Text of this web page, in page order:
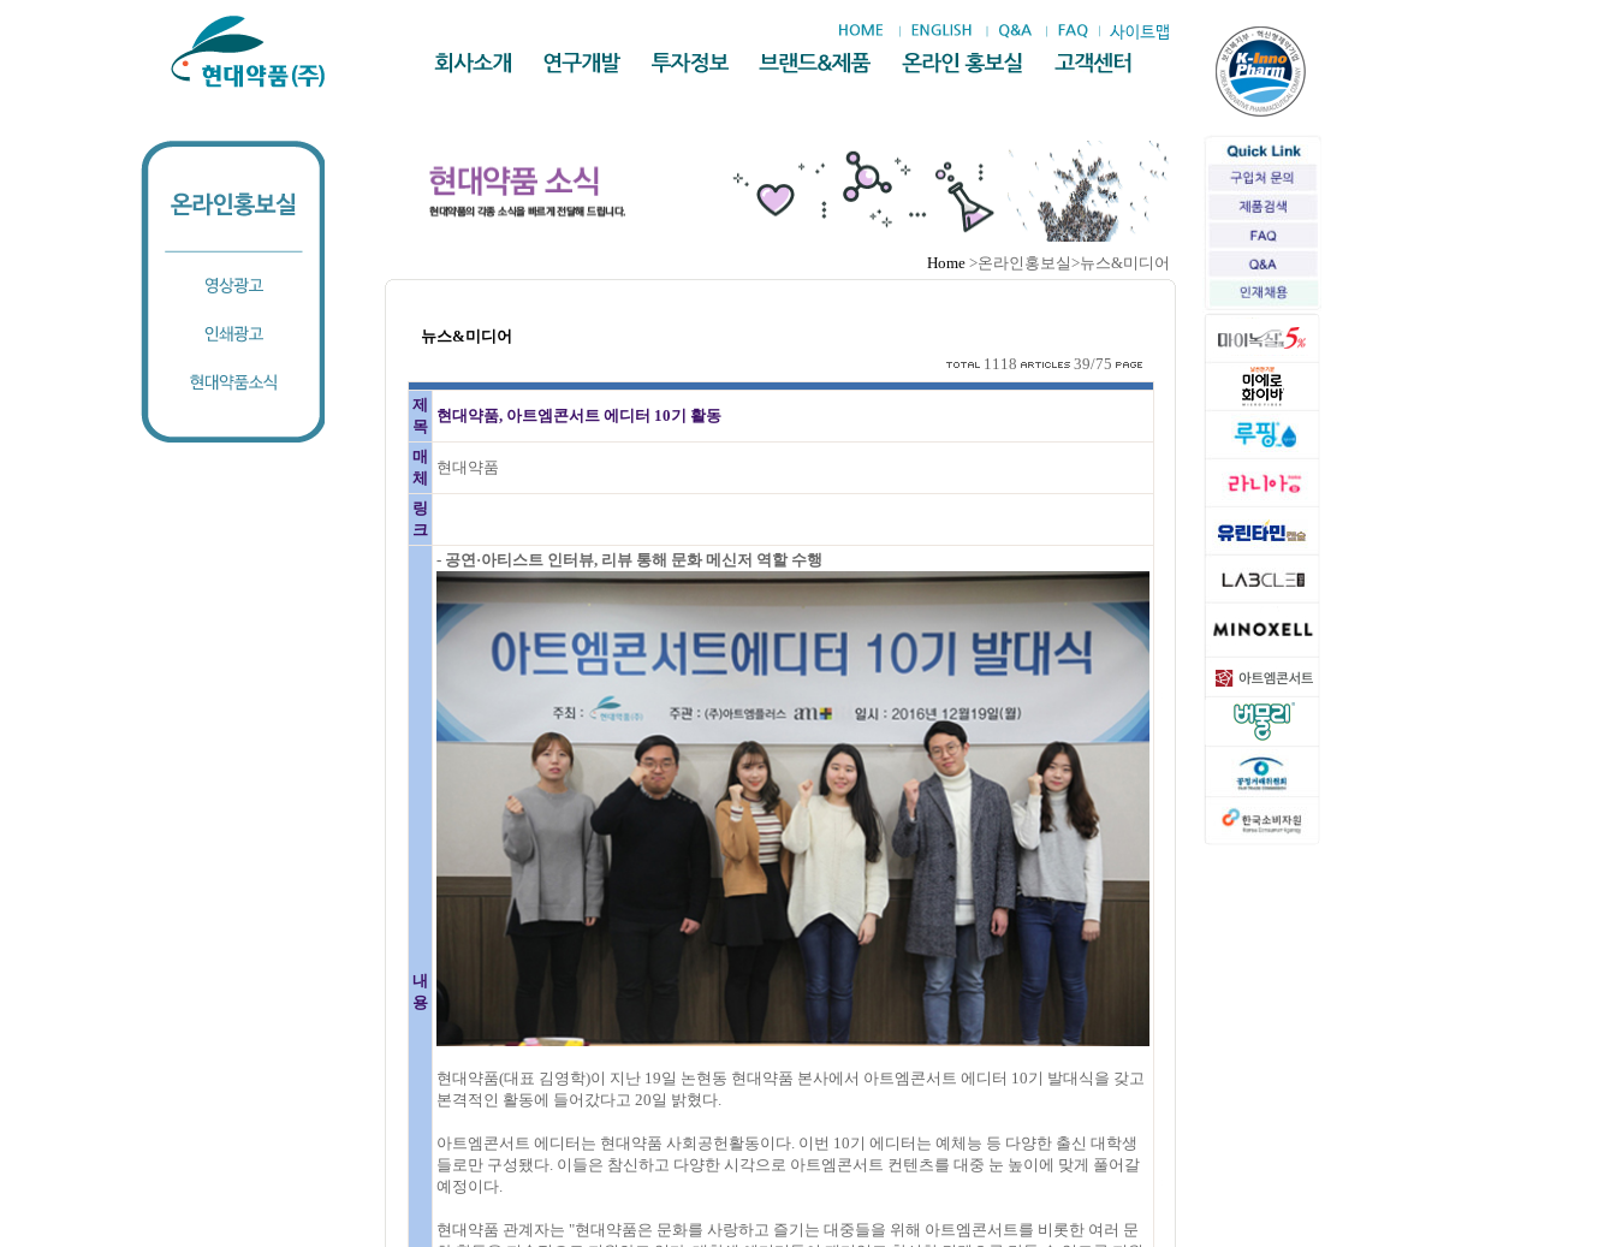
Home >온라인홍보실>뉴스&미디어
뉴스&미디어
1118
39/75
제
목
현대약품, 아트엠콘서트 에디터 10기 활동
매
체
현대약품
링
크
내
용
- 공연·아티스트 인터뷰, 리뷰 통해 문화 메신저 역할 수행
현대약품(대표 김영학)이 지난 19일 논현동 현대약품 본사에서 아트엠콘서트 에디터 10기 발대식을 갖고
본격적인 활동에 들어갔다고 20일 밝혔다.
아트엠콘서트 에디터는 현대약품 사회공헌활동이다. 이번 10기 에디터는 예체능 등 다양한 출신 대학생
들로만 구성됐다. 이들은 참신하고 다양한 시각으로 아트엠콘서트 컨텐츠를 대중 눈 높이에 맞게 풀어갈
예정이다.
현대약품 관계자는 "현대약품은 문화를 사랑하고 즐기는 대중들을 위해 아트엠콘서트를 비롯한 여러 문